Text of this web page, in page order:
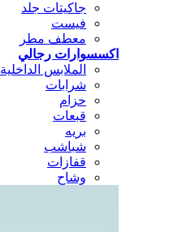
جاكيتات جلد
فيست
معطف مطر
اكسسوارات رجالي
الملابس الداخلية
شرابات
حزام
قبعات
بريه
شباشب
قفازات
وشاح